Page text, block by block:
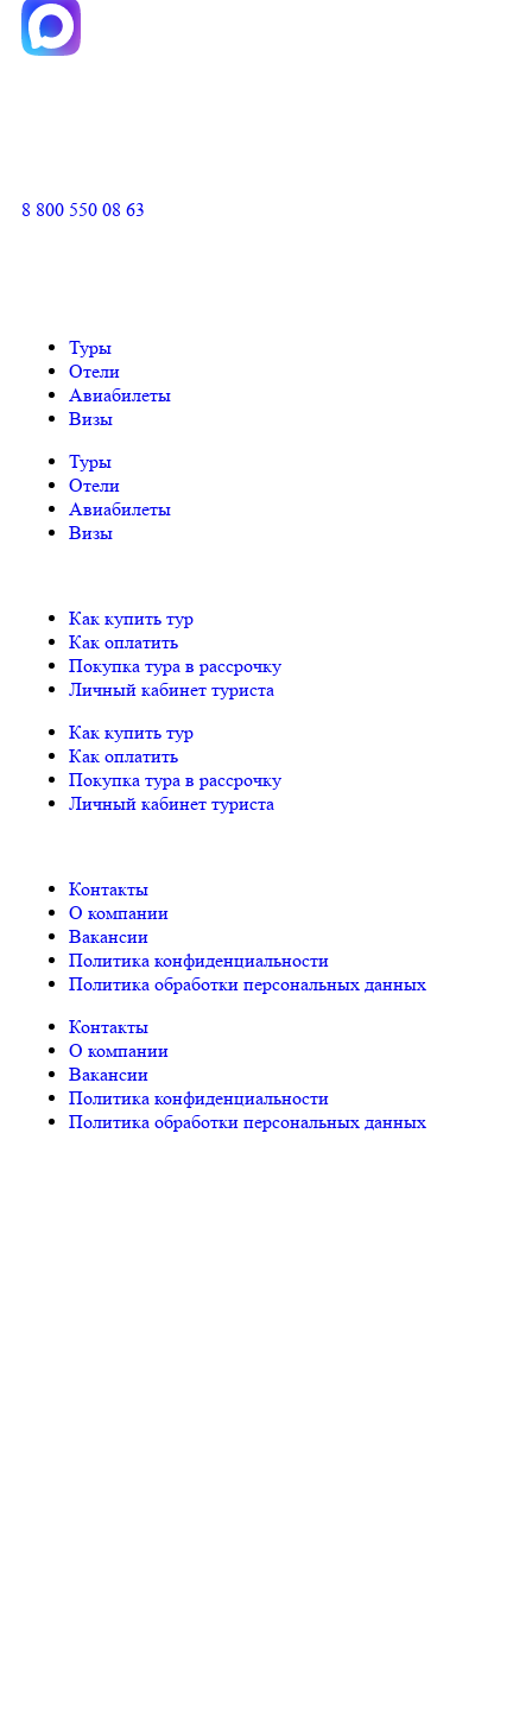
8 800 550 08 63
Туры
Отели
Авиабилеты
Визы
Туры
Отели
Авиабилеты
Визы
Как купить тур
Как оплатить
Покупка тура в рассрочку
Личный кабинет туриста
Как купить тур
Как оплатить
Покупка тура в рассрочку
Личный кабинет туриста
Контакты
О компании
Вакансии
Политика конфиденциальности
Политика обработки персональных данных
Контакты
О компании
Вакансии
Политика конфиденциальности
Политика обработки персональных данных